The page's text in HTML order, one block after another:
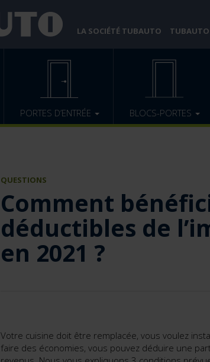
LA SOCIÉTÉ TUBAUTO TUBAUTO
PORTES D’ENTRÉE BLOCS-PORTES
QUESTIONS
Comment
déductibles de
en 2021 ?
Votre cuisine doit être remplacée, vous voulez
faire des économies, vous pouvez déduire une